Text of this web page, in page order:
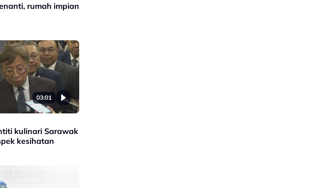
rumah impian
03:01
kulinari Sarawak
kesihatan